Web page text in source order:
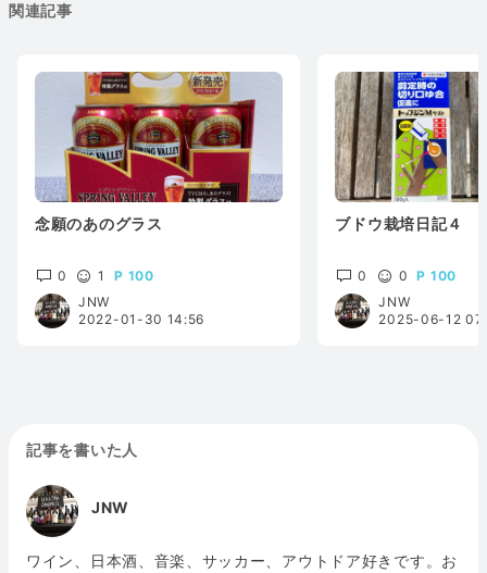
関連記事
念願のあのグラス
0 1
100
JNW
2022-01-30 14:56
ブドウ栽培日記４
0 0
100
JNW
2025-06-12
記事を書いた人
JNW
ワイン、日本酒、音楽、サッカー、アウトドア好きです。お